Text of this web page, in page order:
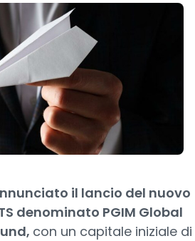
il lancio del nuovo
denominato PGIM Global
con un capitale iniziale di